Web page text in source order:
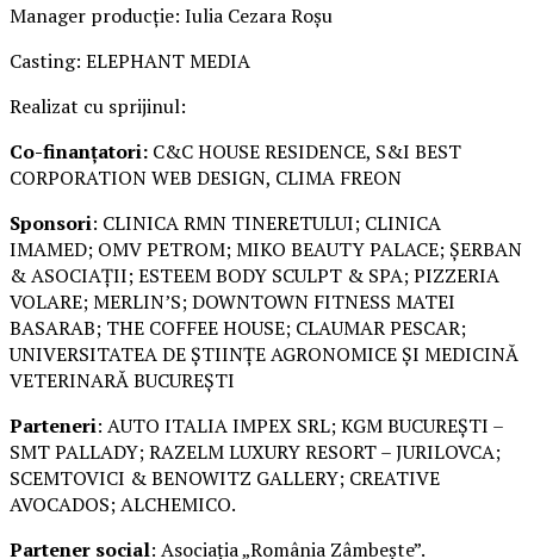
Manager producție: Iulia Cezara Roșu
Casting: ELEPHANT MEDIA
Realizat cu sprijinul:
Co-finanțatori: C&C HOUSE RESIDENCE, S&I BEST
CORPORATION WEB DESIGN, CLIMA FREON
Sponsori: CLINICA RMN TINERETULUI; CLINICA
IMAMED; OMV PETROM; MIKO BEAUTY PALACE; ȘERBAN
& ASOCIAȚII; ESTEEM BODY SCULPT & SPA; PIZZERIA
VOLARE; MERLIN’S; DOWNTOWN FITNESS MATEI
BASARAB; THE COFFEE HOUSE; CLAUMAR PESCAR;
UNIVERSITATEA DE ȘTIINȚE AGRONOMICE ȘI MEDICINĂ
VETERINARĂ BUCUREȘTI
Parteneri: AUTO ITALIA IMPEX SRL; KGM BUCUREȘTI –
SMT PALLADY; RAZELM LUXURY RESORT – JURILOVCA;
SCEMTOVICI & BENOWITZ GALLERY; CREATIVE
AVOCADOS; ALCHEMICO.
Partener social: Asociația „România Zâmbește”.